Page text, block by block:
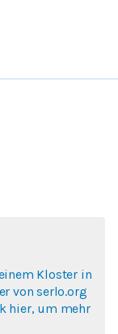
Kloster in
von serlo.org
hier, um mehr